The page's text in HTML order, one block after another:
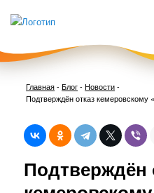
Главная-Блог- Новости-
Подтверждён отказ кемеровскому
Подтверждён